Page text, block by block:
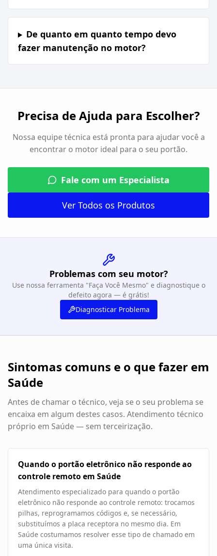
De quanto em quanto tempo devo
fazer manutenção no motor?
Precisa de Ajuda para Escolher?
Nossa equipe técnica está pronta para ajudar você a
encontrar o motor ideal para o seu portão.
Fale com um Especialista
Ver Todos os Produtos
Problemas com seu motor?
Use nossa ferramenta "Faça Você Mesmo" e diagnostique o
defeito agora — é grátis!
Diagnosticar Problema
Sintomas comuns e o que fazer em
Saúde
Antes de chamar o técnico, veja se o seu problema se
encaixa em algum destes casos. Atendimento técnico
próprio em Saúde— sem terceirização.
Quando o portão eletrônico não responde ao
controle remoto em Saúde
Atendimento especializado para quando o portão
eletrônico não responde ao controle remoto: trocamos
pilhas, reprogramamos códigos e, se necessário,
substituímos a placa receptora no mesmo dia. Em
Saúde costumamos resolver esse tipo de chamado em
uma única visita.